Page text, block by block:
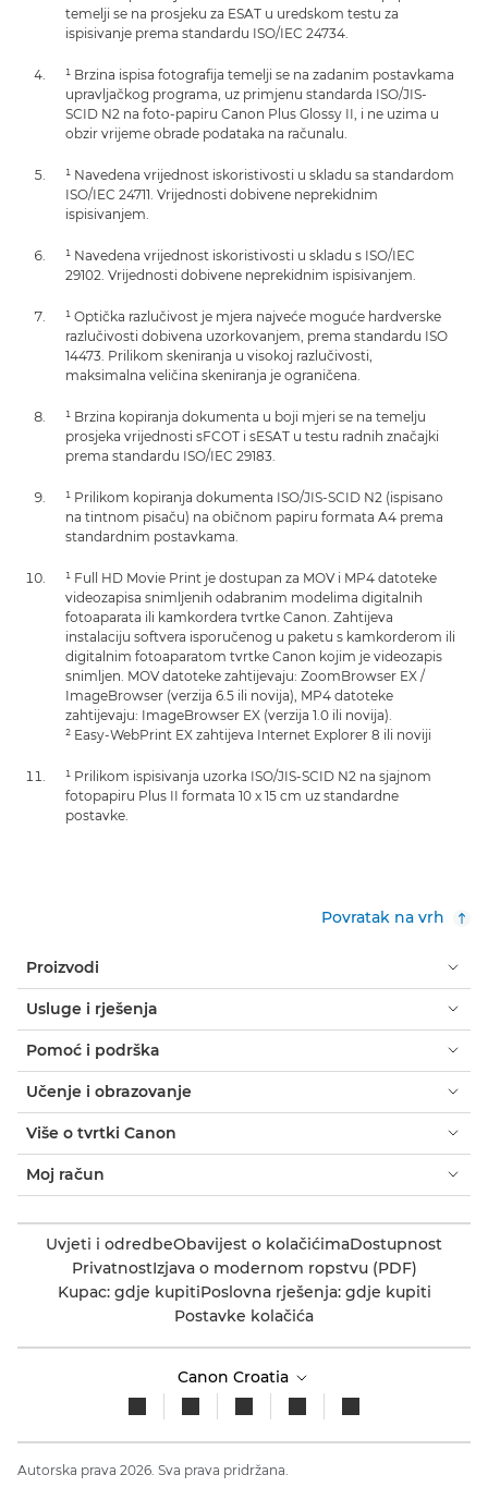
temelji se na prosjeku za ESAT u uredskom testu za
ispisivanje prema standardu ISO/IEC 24734.
¹ Brzina ispisa fotografija temelji se na zadanim postavkama
upravljačkog programa, uz primjenu standarda ISO/JIS-
SCID N2 na foto-papiru Canon Plus Glossy II, i ne uzima u
obzir vrijeme obrade podataka na računalu.
¹ Navedena vrijednost iskoristivosti u skladu sa standardom
ISO/IEC 24711. Vrijednosti dobivene neprekidnim
ispisivanjem.
¹ Navedena vrijednost iskoristivosti u skladu s ISO/IEC
29102. Vrijednosti dobivene neprekidnim ispisivanjem.
¹ Optička razlučivost je mjera najveće moguće hardverske
razlučivosti dobivena uzorkovanjem, prema standardu ISO
14473. Prilikom skeniranja u visokoj razlučivosti,
maksimalna veličina skeniranja je ograničena.
¹ Brzina kopiranja dokumenta u boji mjeri se na temelju
prosjeka vrijednosti sFCOT i sESAT u testu radnih značajki
prema standardu ISO/IEC 29183.
¹ Prilikom kopiranja dokumenta ISO/JIS-SCID N2 (ispisano
na tintnom pisaču) na običnom papiru formata A4 prema
standardnim postavkama.
¹ Full HD Movie Print je dostupan za MOV i MP4 datoteke
videozapisa snimljenih odabranim modelima digitalnih
fotoaparata ili kamkordera tvrtke Canon. Zahtijeva
instalaciju softvera isporučenog u paketu s kamkorderom ili
digitalnim fotoaparatom tvrtke Canon kojim je videozapis
snimljen. MOV datoteke zahtijevaju: ZoomBrowser EX /
ImageBrowser (verzija 6.5 ili novija), MP4 datoteke
zahtijevaju: ImageBrowser EX (verzija 1.0 ili novija).
² Easy-WebPrint EX zahtijeva Internet Explorer 8 ili noviji
¹ Prilikom ispisivanja uzorka ISO/JIS-SCID N2 na sjajnom
fotopapiru Plus II formata 10 x 15 cm uz standardne
postavke.
Povratak na vrh
Proizvodi
Usluge i rješenja
Pomoć i podrška
Učenje i obrazovanje
Više o tvrtki Canon
Moj račun
Uvjeti i odredbeObavijest o kolačićimaDostupnost
PrivatnostIzjava o modernom ropstvu (PDF)
Kupac: gdje kupitiPoslovna rješenja: gdje kupiti
Postavke kolačića
Canon Croatia
Autorska prava 2026. Sva prava pridržana.